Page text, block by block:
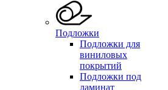
Подложки
Подложки для
виниловых
покрытий
Подложки под
ламинат